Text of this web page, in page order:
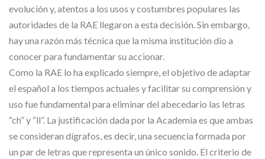
evolución y, atentos a los usos y costumbres populares las
autoridades de la RAE llegaron a esta decisión. Sin embargo,
hay una razón más técnica que la misma institución dio a
conocer para fundamentar su accionar.
Como la RAE lo ha explicado siempre, el objetivo de adaptar
el español a los tiempos actuales y facilitar su comprensión y
uso fue fundamental para eliminar del abecedario las letras
“ch” y “ll”. La justificación dada por la Academia es que ambas
se consideran dígrafos, es decir, una secuencia formada por
un par de letras que representa un único sonido. El criterio de